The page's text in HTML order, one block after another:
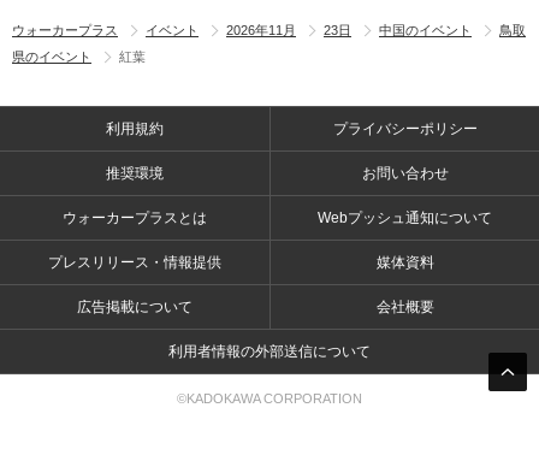
ウォーカープラス イベント 2026年11月 23日 中国のイベント
鳥取
県のイベント
紅葉
利用規約 プライバシーポリシー
推奨環境 お問い合わせ
ウォーカープラスとは Webプッシュ通知について
プレスリリース・情報提供 媒体資料
広告掲載について 会社概要
利用者情報の外部送信について
©KADOKAWA CORPORATION